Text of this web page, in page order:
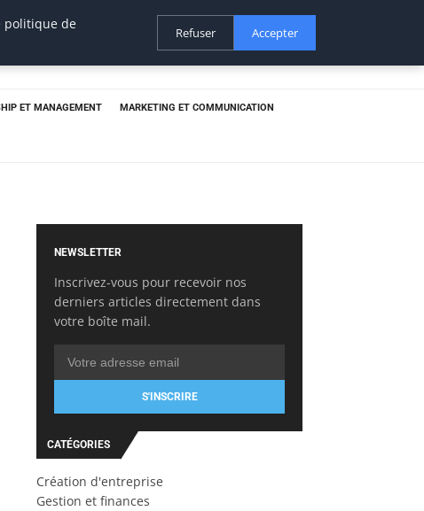
ET MANAGEMENT MARKETING ET COMMUNICATION
NEWSLETTER
Inscrivez-vous pour recevoir nos
derniers articles directement dans
votre boîte mail.
S'INSCRIRE
CATÉGORIES
Création d'entreprise
Gestion et finances
politique de
Refuser Accepter